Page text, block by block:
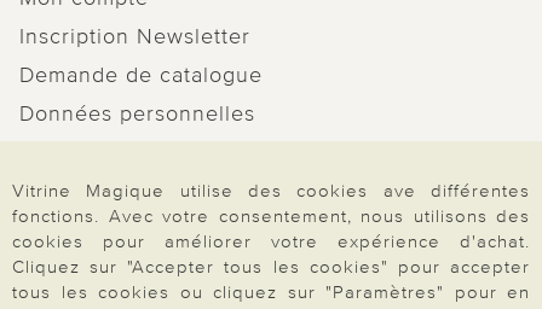
Inscription Newsletter
Demande de catalogue
Données personnelles
Rétractation
Vitrine Magique utilise des cookies ave différentes
fonctions. Avec votre consentement, nous utilisons des
cookies pour améliorer votre expérience d'achat.
Cliquez sur "Accepter tous les cookies" pour accepter
tous les cookies ou cliquez sur "Paramètres" pour en